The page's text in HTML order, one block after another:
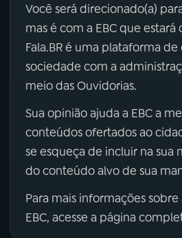
Você será direcionado(a)
mas é com a EBC que
Fala.BR é uma plataforma
sociedade com a
meio das Ouvidorias.
Sua opinião ajuda a EBC a
conteúdos ofertados ao
se esqueça de incluir na sua
do conteúdo alvo de sua
Para mais informações
EBC, acesse a página